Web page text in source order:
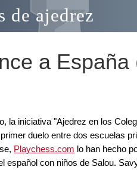
de ajedrez
a
la iniciativa "Ajedrez en los
duelo entre dos escuelas
Playchess.com lo han hecho
español con niños de Salou.